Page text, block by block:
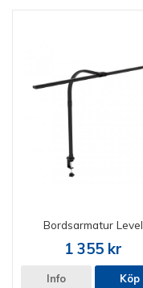
Bordsarmatur Level
1 355 kr
Info Köp